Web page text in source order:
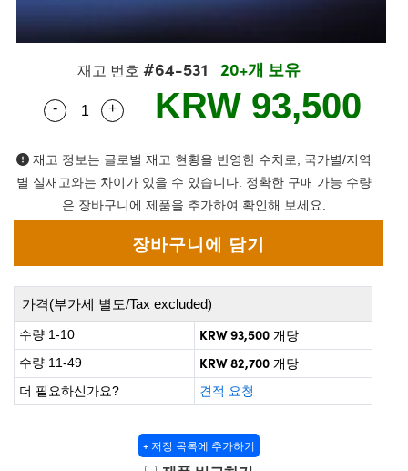
Coated Optics
(DOE)
재고 번호 #64-531 20+개 보유
Quantity Selector
- Use the plus and minus buttons to adjust the
+ KRW 93,500
재고 정보는 글로벌 재고 현황을 반영한 수치로, 국가별/지역
별 실재고와는 차이가 있을 수 있습니다. 정확한 구매 가능 수량
은 장바구니에 제품을 추가하여 확인해 보세요.
가격(부가세 별도/Tax excluded)
수량 1-10 KRW 93,500 개당
수량 11-49
KRW 82,700 개당
더 필요하신가요?
견적 요청
+ 저장 목록에 추가하기